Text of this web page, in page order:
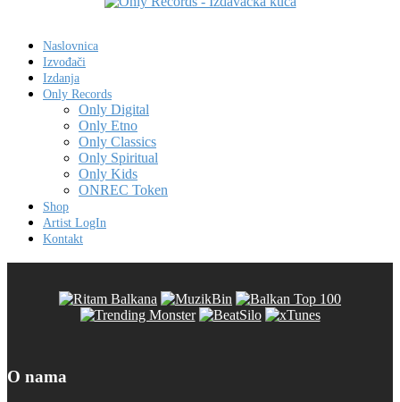
Naslovnica
Izvođači
Izdanja
Only Records
Only Digital
Only Etno
Only Classics
Only Spiritual
Only Kids
ONREC Token
Shop
Artist LogIn
Kontakt
O nama